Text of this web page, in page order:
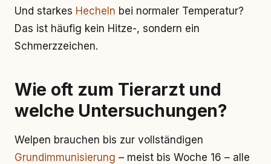
Und starkes Hecheln bei normaler Temperatur?
Das ist häufig kein Hitze-, sondern ein
Schmerzzeichen.
Wie oft zum Tierarzt und
welche Untersuchungen?
Welpen brauchen bis zur vollständigen
Grundimmunisierung – meist bis Woche 16 – alle